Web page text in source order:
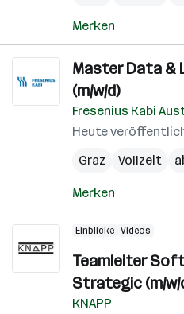
Merken
Master Data &
(m/w/d)
Fresenius Kabi
Heute
Graz
Vollzeit
Merken
Einblicke Videos
Teamleiter
Strategic (m/w/
KNAPP